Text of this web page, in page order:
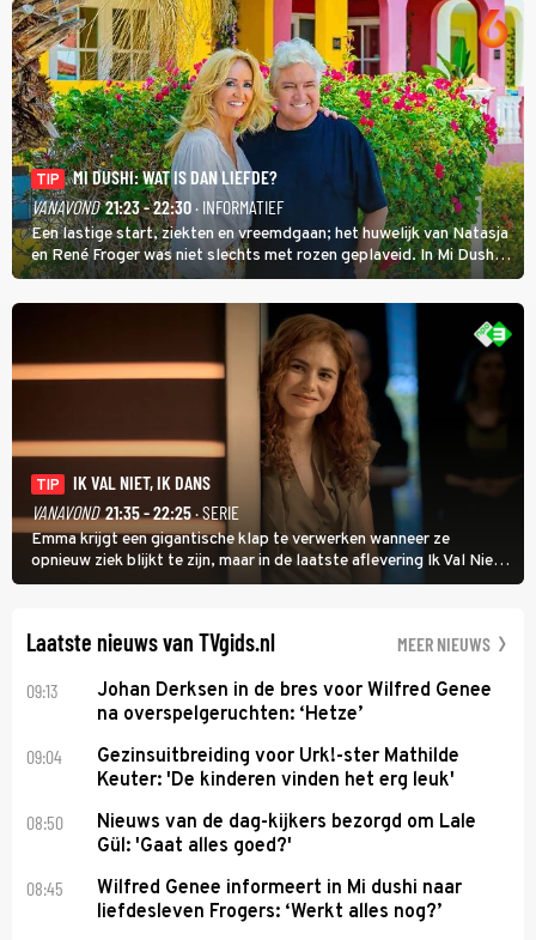
TIP
MI DUSHI: WAT IS DAN LIEFDE?
VANAVOND 21:23 - 22:30 · INFORMATIEF
Een lastige start, ziekten en vreemdgaan; het huwelijk van Natasja
en René Froger was niet slechts met rozen geplaveid. In Mi Dushi:
Wat Is Dan Liefde? neemt Wilfred Genee het showbizzkoppel mee
uit vissen om het over de liefde te hebben.
TIP
IK VAL NIET, IK DANS
VANAVOND 21:35 - 22:25· SERIE
Emma krijgt een gigantische klap te verwerken wanneer ze
opnieuw ziek blijkt te zijn, maar in de laatste aflevering Ik Val Niet,
Ik Dans laat ze zien dat ze niet van plan is op te geven, zelfs als ze
Laatste nieuws van TVgids.nl MEER NIEUWS
09:13
Johan Derksen in de bres voor Wilfred Genee
na overspelgeruchten: ‘Hetze’
09:04
Gezinsuitbreiding voor Urk!-ster Mathilde
Keuter: 'De kinderen vinden het erg leuk'
08:50
Nieuws van de dag-kijkers bezorgd om Lale
Gül: 'Gaat alles goed?'
08:45
Wilfred Genee informeert in Mi dushi naar
liefdesleven Frogers: ‘Werkt alles nog?’